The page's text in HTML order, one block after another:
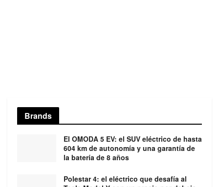
Brands
El OMODA 5 EV: el SUV eléctrico de hasta
604 km de autonomía y una garantía de
la batería de 8 años
Polestar 4: el eléctrico que desafía al